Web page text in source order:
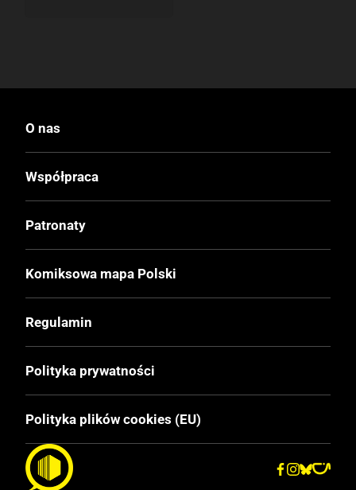
O nas
Współpraca
Patronaty
Komiksowa mapa Polski
Regulamin
Polityka prywatności
Polityka plików cookies (EU)